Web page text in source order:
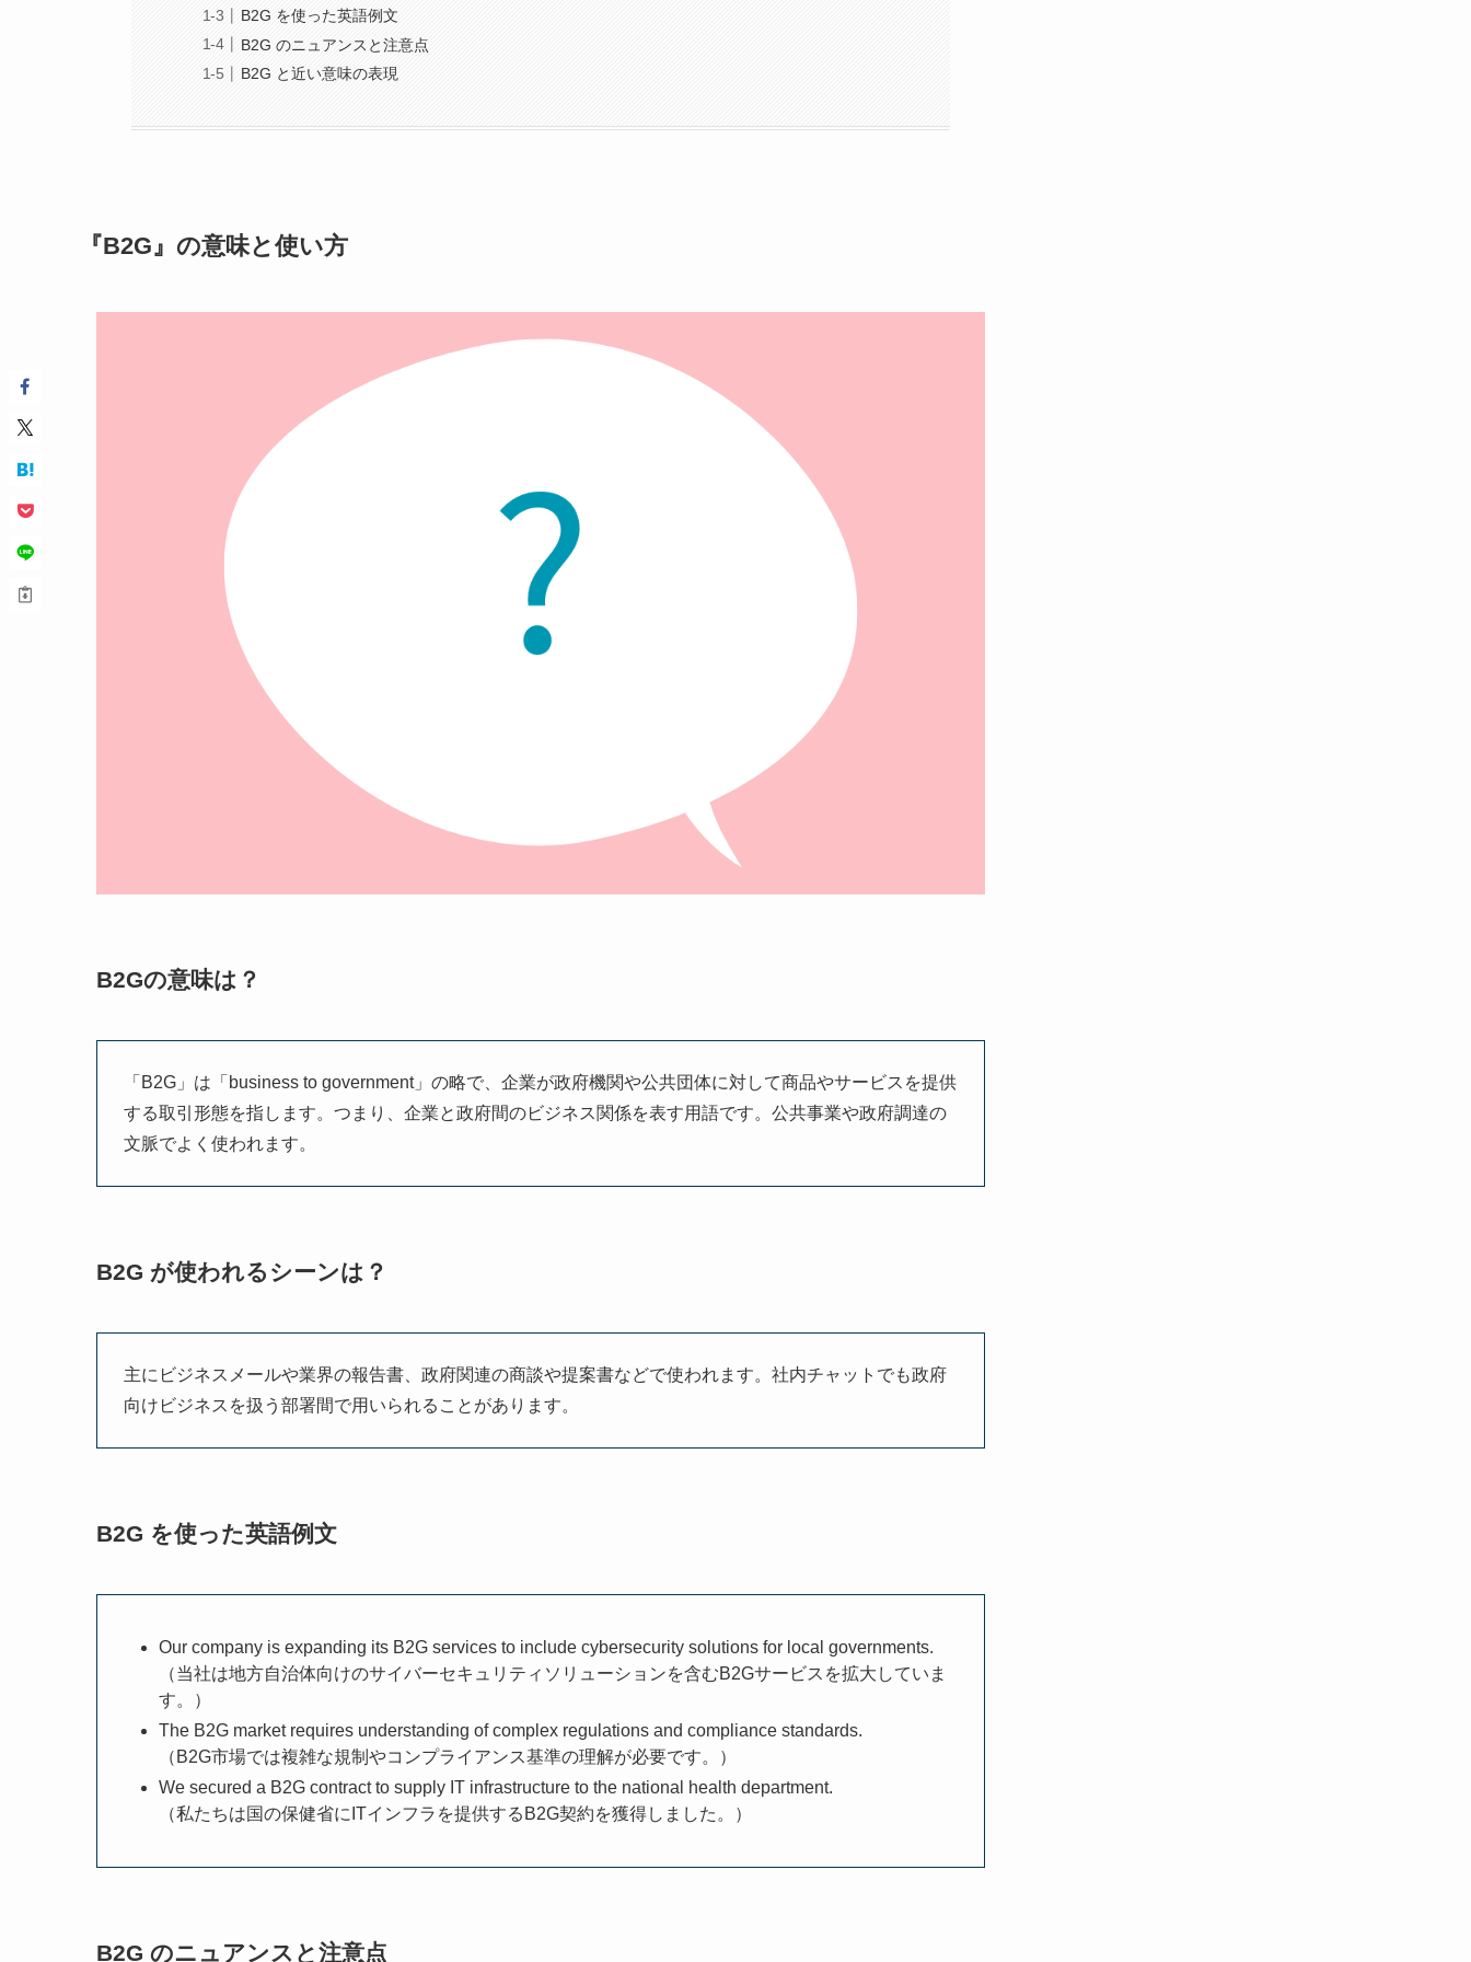
B2G を使った英語例文
B2G のニュアンスと注意点
B2G と近い意味の表現
『B2G』の意味と使い方
B2Gの意味は？
「B2G」は「business to government」の略で、企業が政府機関や公共団体に対して商品やサービスを提供
する取引形態を指します。つまり、企業と政府間のビジネス関係を表す用語です。公共事業や政府調達の
文脈でよく使われます。
B2G が使われるシーンは？
主にビジネスメールや業界の報告書、政府関連の商談や提案書などで使われます。社内チャットでも政府
向けビジネスを扱う部署間で用いられることがあります。
B2G を使った英語例文
Our company is expanding its B2G services to include cybersecurity solutions for local governments.
（当社は地方自治体向けのサイバーセキュリティソリューションを含むB2Gサービスを拡大していま
す。）
The B2G market requires understanding of complex regulations and compliance standards.
（B2G市場では複雑な規制やコンプライアンス基準の理解が必要です。）
We secured a B2G contract to supply IT infrastructure to the national health department.
（私たちは国の保健省にITインフラを提供するB2G契約を獲得しました。）
B2G のニュアンスと注意点